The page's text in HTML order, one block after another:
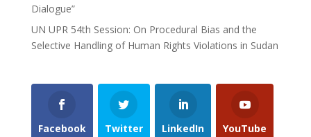
Dialogue”
UN UPR 54th Session: On Procedural Bias and the
Selective Handling of Human Rights Violations in Sudan
Facebook Twitter LinkedIn YouTube